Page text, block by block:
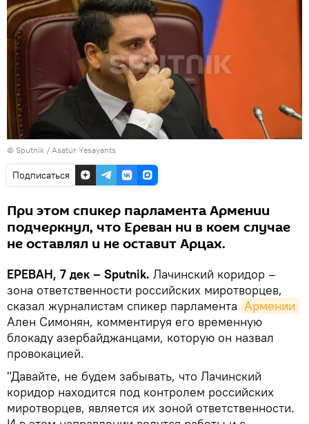
© Sputnik / Asatur Yesayants
Подписаться
При этом спикер парламента Армении
подчеркнул, что Ереван ни в коем случае
не оставлял и не оставит Арцах.
ЕРЕВАН, 7 дек – Sputnik. Лачинский коридор –
зона ответственности российских миротворцев,
сказал журналистам спикер парламента Армении
Ален Симонян, комментируя его временную
блокаду азербайджанцами, которую он назвал
провокацией.
"Давайте, не будем забывать, что Лачинский
коридор находится под контролем российских
миротворцев, является их зоной ответственности.